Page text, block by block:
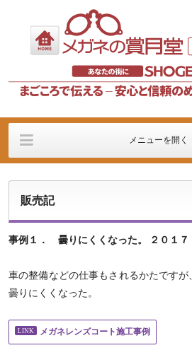
メニューを開く
イベント
販売記
事例１． 曇りにくくなった。 ２０１７
車の整備などの仕事もされるかたです
曇りにくくなった。
メガネレンズコート施工事例